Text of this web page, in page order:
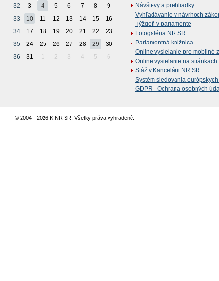
32
3 4 5 6 7 8
9
33
10 11 12 13 14 15
16
34
17 18 19 20 21 22
23
35
24 25 26 27 28 29
30
36
31 1 2 3 4 5 6
Návštevy a prehliadky
Vyhľadávanie v návrhoch
Týždeň v parlamente
Fotogaléria NR SR
Parlamentná knižnica
Online vysielanie pre mobilné
Online vysielanie na stránkach
Stáž v Kancelárii NR SR
Systém sledovania
GDPR - Ochrana osobných
© 2004 - 2026 K NR SR. Všetky práva vyhradené.